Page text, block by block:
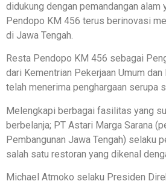
didukung dengan pemandangan
Pendopo KM 456 terus berinovasi
di Jawa Tengah.
Resta Pendopo KM 456 sebagai
dari Kementrian Pekerjaan Umum
telah menerima penghargaan serupa
Melengkapi berbagai fasilitas yang
berbelanja; PT Astari Marga Sarana
Pembangunan Jawa Tengah) selaku
salah satu restoran yang dikenal
Michael Atmoko selaku Presiden